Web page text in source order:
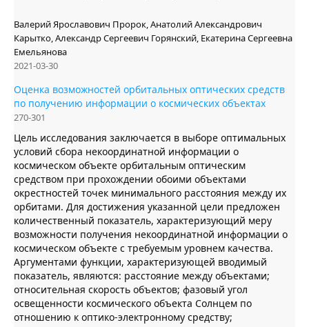
Валерий Ярославович Пророк, Анатолий Александрович
Карытко, Александр Сергеевич Горянский, Екатерина Сергеевна
Емельянова
2021-03-30
Оценка возможностей орбитальных оптических средств
по получению информации о космических объектах
270-301
Цель исследования заключается в выборе оптимальных
условий сбора некоординатной информации о
космическом объекте орбитальным оптическим
средством при прохождении обоими объектами
окрестностей точек минимального расстояния между их
орбитами. Для достижения указанной цели предложен
количественный показатель, характеризующий меру
возможности получения некоординатной информации о
космическом объекте с требуемым уровнем качества.
Аргументами функции, характеризующей вводимый
показатель, являются: расстояние между объектами;
относительная скорость объектов; фазовый угол
освещенности космического объекта Солнцем по
отношению к оптико-электронному средству;